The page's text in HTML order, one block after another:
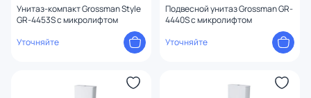
Унитаз-компакт Grossman Style
GR-4453S с микролифтом
Уточняйте
Подвесной унитаз Grossman GR-
4440S с микролифтом
Уточняйте